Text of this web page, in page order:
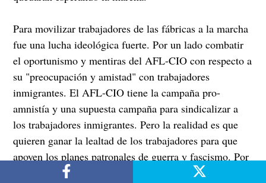
Para movilizar trabajadores de las fábricas a la marcha
fue una lucha ideológica fuerte. Por un lado combatir
el oportunismo y mentiras del AFL-CIO con respecto a
su "preocupación y amistad" con trabajadores
inmigrantes. El AFL-CIO tiene la campaña pro-
amnistía y una supuesta campaña para sindicalizar a
los trabajadores inmigrantes. Pero la realidad es que
quieren ganar la lealtad de los trabajadores para que
apoyen los planes patronales de guerra y fascismo. Por
otro lado, presentar la necesidad de entrar a esa lucha